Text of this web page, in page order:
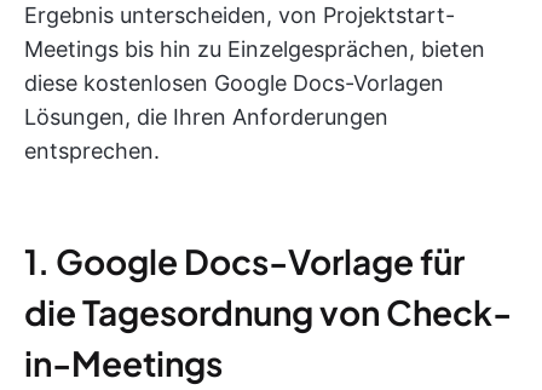
Ergebnis unterscheiden, von Projektstart-
Meetings bis hin zu Einzelgesprächen, bieten
diese kostenlosen Google Docs-Vorlagen
Lösungen, die Ihren Anforderungen
entsprechen.
1. Google Docs-Vorlage für
die Tagesordnung von Check-
in-Meetings